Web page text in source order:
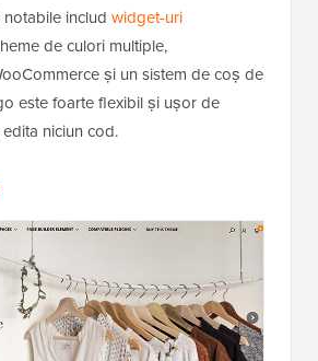
includ widget-uri
de culori multiple,
și un sistem de coș de
este foarte flexibil și ușor de
niciun cod.